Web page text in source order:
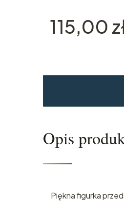
Cena
115,00
Opis
Piękna figurka